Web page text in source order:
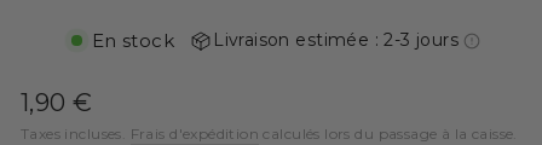
En stock Livraison estimée : 2-3 jours
Prix
régulier
1,90 €
Taxes incluses. Frais d'expédition calculés lors du passage à la caisse.